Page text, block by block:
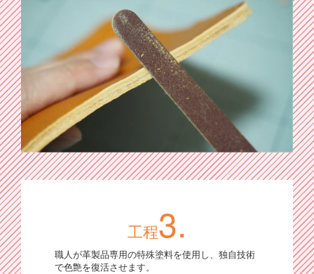
工程3.
職人が革製品専用の特殊塗料を使用し、独自技術
で色艶を復活させます。